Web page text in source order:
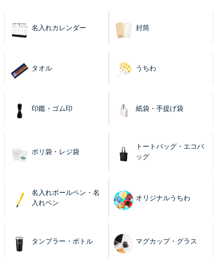
名入れカレンダー 封筒
タオル うちわ
印鑑・ゴム印 紙袋・手提げ袋
ポリ袋・レジ袋
トートバッグ・エコバ
ッグ
名入れボールペン・名
入れペン
オリジナルうちわ
タンブラー・ボトル マグカップ・グラス